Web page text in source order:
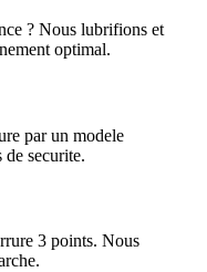
? Nous lubrifions et
optimal.
par un modele
securite.
3 points. Nous